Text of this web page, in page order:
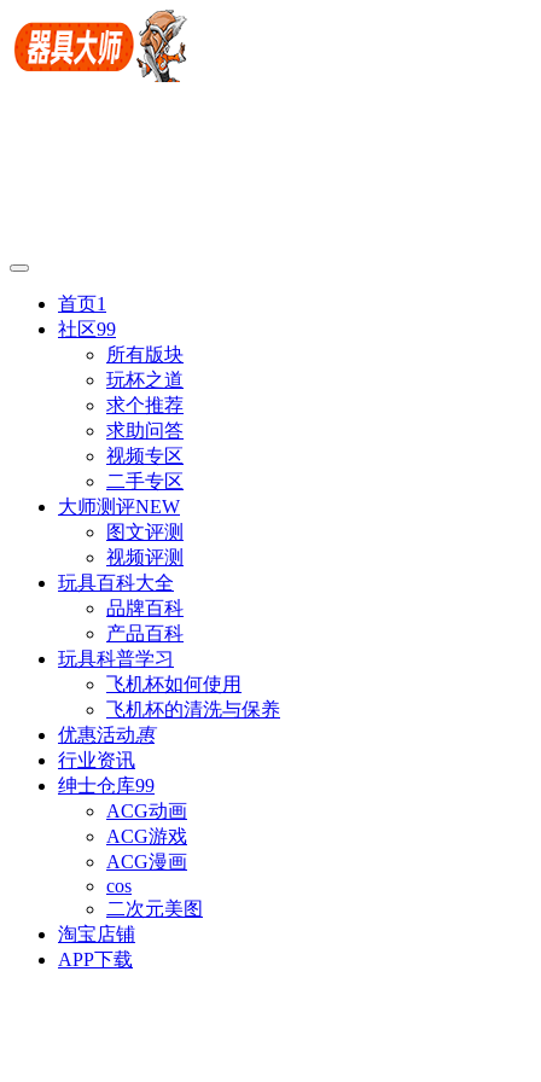
首页1
社区99
所有版块
玩杯之道
求个推荐
求助问答
视频专区
二手专区
大师测评NEW
图文评测
视频评测
玩具百科大全
品牌百科
产品百科
玩具科普学习
飞机杯如何使用
飞机杯的清洗与保养
优惠活动惠
行业资讯
绅士仓库99
ACG动画
ACG游戏
ACG漫画
cos
二次元美图
淘宝店铺
APP下载